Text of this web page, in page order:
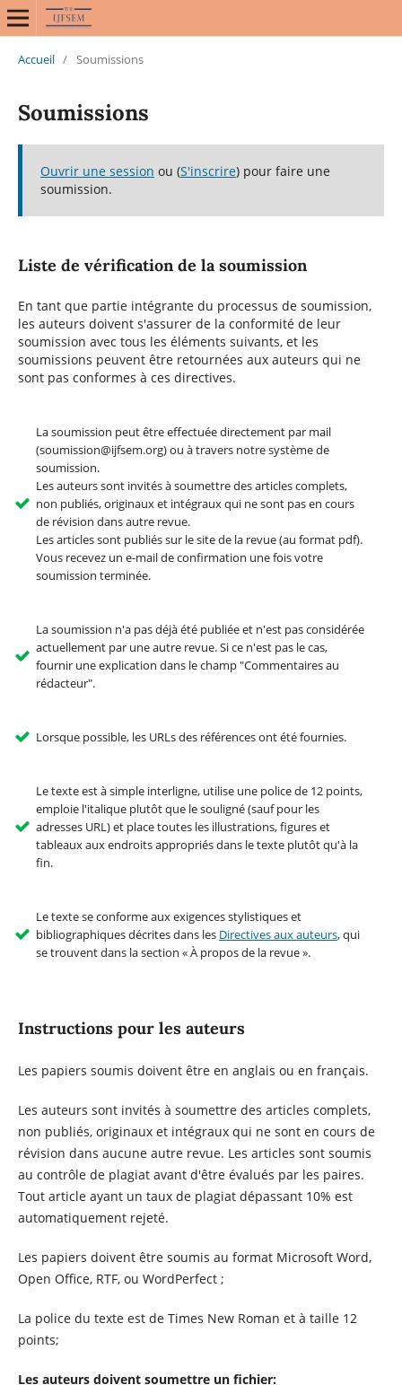
Accueil / Soumissions
Soumissions
Ouvrir une session ou (S'inscrire) pour faire une
soumission.
Liste de vérification de la soumission
En tant que partie intégrante du processus de soumission,
les auteurs doivent s'assurer de la conformité de leur
soumission avec tous les éléments suivants, et les
soumissions peuvent être retournées aux auteurs qui ne
sont pas conformes à ces directives.
La soumission peut être effectuée directement par mail
(soumission@ijfsem.org) ou à travers notre système de
soumission.
Les auteurs sont invités à soumettre des articles complets,
non publiés, originaux et intégraux qui ne sont pas en cours
de révision dans autre revue.
Les articles sont publiés sur le site de la revue (au format pdf).
Vous recevez un e-mail de confirmation une fois votre
soumission terminée.
La soumission n'a pas déjà été publiée et n'est pas considérée
actuellement par une autre revue. Si ce n'est pas le cas,
fournir une explication dans le champ "Commentaires au
rédacteur".
Lorsque possible, les URLs des références ont été fournies.
Le texte est à simple interligne, utilise une police de 12 points,
emploie l'italique plutôt que le souligné (sauf pour les
adresses URL) et place toutes les illustrations, figures et
tableaux aux endroits appropriés dans le texte plutôt qu'à la
fin.
Le texte se conforme aux exigences stylistiques et
bibliographiques décrites dans les Directives aux auteurs, qui
se trouvent dans la section « À propos de la revue ».
Instructions pour les auteurs
Les papiers soumis doivent être en anglais ou en français.
Les auteurs sont invités à soumettre des articles complets,
non publiés, originaux et intégraux qui ne sont en cours de
révision dans aucune autre revue. Les articles sont soumis
au contrôle de plagiat avant d'être évalués par les paires.
Tout article ayant un taux de plagiat dépassant 10% est
automatiquement rejeté.
Les papiers doivent être soumis au format Microsoft Word,
Open Office, RTF, ou WordPerfect ;
La police du texte est de Times New Roman et à taille 12
points;
Les auteurs doivent soumettre un fichier: